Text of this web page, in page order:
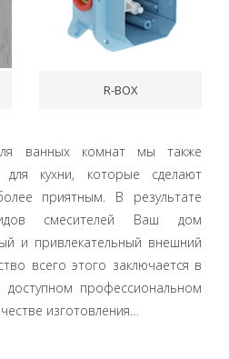
R-BOX
ванных комнат мы также
для кухни, которые сделают
приятным. В результате
смесителей Ваш дом
и привлекательный внешний
всего этого заключается в
профессиональном
изготовления…